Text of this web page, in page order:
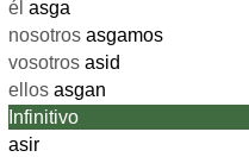
él asga
nosotros asgamos
vosotros asid
ellos asgan
Infinitivo
asir